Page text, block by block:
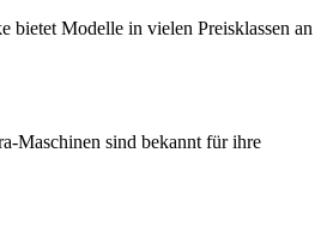
bietet Modelle in vielen Preisklassen an
Maschinen sind bekannt für ihre